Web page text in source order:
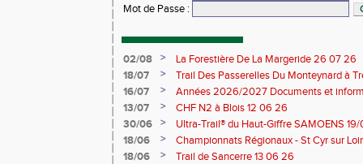
Mot de Passe :
02/08 >
La Forestière De La Margeride 26 07 26
18/07
>
Trail Des Passerelles Du Monteynard à
16/07
>
Années 2026/2027 Documents et
13/07
>
CHF N2 à Blois 12 06 26
30/06
>
Ultra-Trail® du Haut-Giffre SAMOENS
18/06
>
Championnats Régionaux - St Cyr sur
Saran 13/14 06 26
18/06 >
Trail de Sancerre 13 06 26